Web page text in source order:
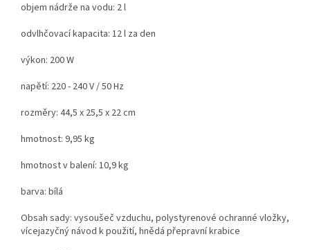
objem nádrže na vodu: 2 l
odvlhčovací kapacita: 12 l za den
výkon: 200 W
napětí: 220 - 240 V / 50 Hz
rozměry: 44,5 x 25,5 x 22 cm
hmotnost: 9,95 kg
hmotnost v balení: 10,9 kg
barva: bílá
Obsah sady: vysoušeč vzduchu, polystyrenové ochranné vložky,
vícejazyčný návod k použití, hnědá přepravní krabice